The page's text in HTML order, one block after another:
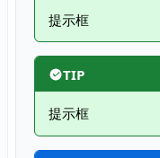
提示框
TIP
提示框